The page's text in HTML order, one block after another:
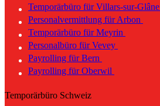
Temporärbüro für Villars-sur-Glâne
Personalvermittlung für Arbon
Temporärbüro für Meyrin
Personalbüro für Vevey
Payrolling für Bern
Payrolling für Oberwil
Temporärbüro Schweiz